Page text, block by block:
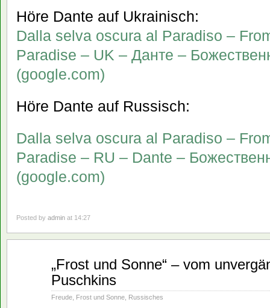
Höre Dante auf Ukrainisch:
Dalla selva oscura al Paradiso –
Paradise – UK – Данте –
(google.com)
Höre Dante auf Russisch:
Dalla selva oscura al Paradiso –
Paradise – RU – Dante –
(google.com)
Posted by admin at 14:27
„Frost und Sonne“ – vom
Puschkins
Freude, Frost und Sonne, Russisches